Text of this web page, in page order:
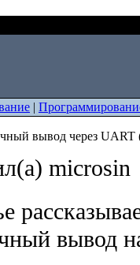
|
вывод через UART
microsin
вывод